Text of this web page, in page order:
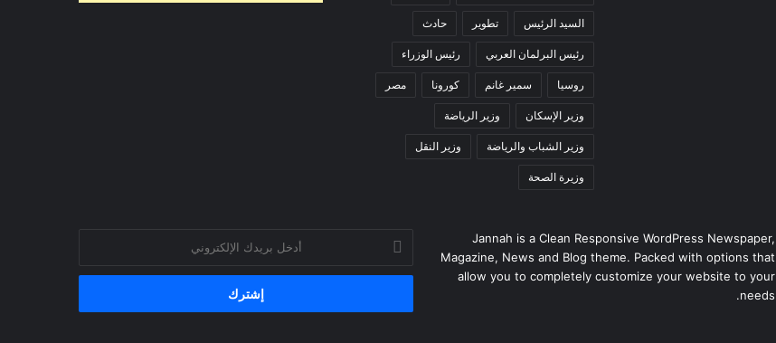
السيد الرئيس تطوير حادث
رئيس البرلمان العربي رئيس الوزراء
روسيا سمير غانم كورونا مصر
وزير الإسكان وزير الرياضة
وزير الشباب والرياضة وزير النقل
وزيرة الصحة
Jannah is a Clean Responsive WordPress Newspaper,
Magazine, News and Blog theme. Packed with options that
allow you to completely customize your website to your
needs.
أدخل
بريدك
الإلكتروني